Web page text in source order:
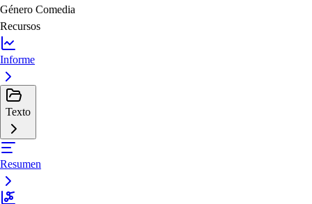
Género Comedia
Recursos
Informe
Texto
Resumen